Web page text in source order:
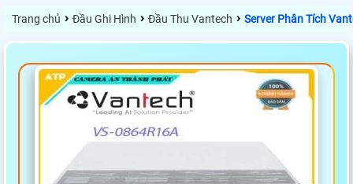
Trang chủ › Đầu Ghi Hình › Đầu Thu Vantech › Server Phân Tích